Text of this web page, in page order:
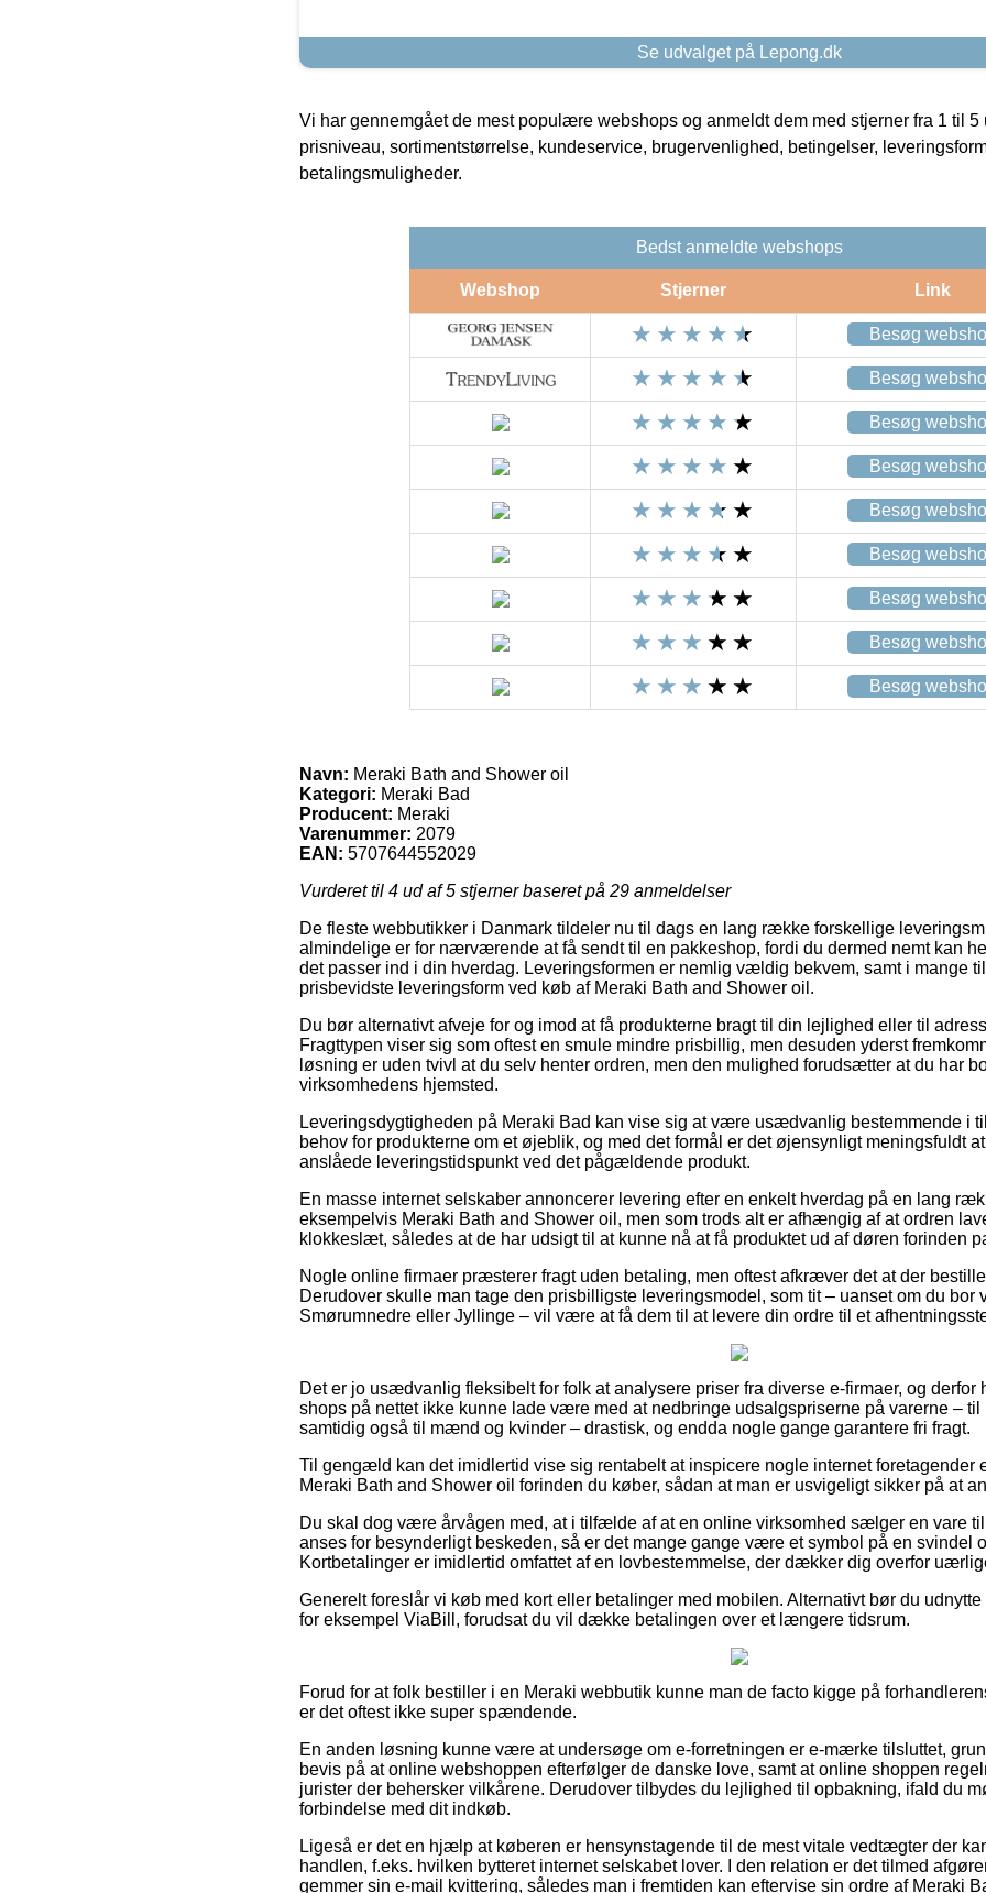
Se udvalget på Lepong.dk
Vi har gennemgået de mest populære webshops og anmeldt dem med stjerner fra 1 til 5
prisniveau, sortimentstørrelse, kundeservice, brugervenlighed, betingelser,
betalingsmuligheder.
Bedst anmeldte webshops
Webshop Stjerner Link
Besøg
Besøg
Besøg
Besøg
Besøg
Besøg
Besøg
Besøg
Besøg
Navn: Meraki Bath and Shower oil
Kategori: Meraki Bad
Producent: Meraki
Varenummer: 2079
EAN: 5707644552029
Vurderet til 4 ud af 5 stjerner baseret på 29 anmeldelser
De fleste webbutikker i Danmark tildeler nu til dags en lang række forskellige
almindelige er for nærværende at få sendt til en pakkeshop, fordi du dermed nemt kan
det passer ind i din hverdag. Leveringsformen er nemlig vældig bekvem, samt i mange
prisbevidste leveringsform ved køb af Meraki Bath and Shower oil.
Du bør alternativt afveje for og imod at få produkterne bragt til din lejlighed eller til
Fragttypen viser sig som oftest en smule mindre prisbillig, men desuden yderst
løsning er uden tvivl at du selv henter ordren, men den mulighed forudsætter at du har
virksomhedens hjemsted.
Leveringsdygtigheden på Meraki Bad kan vise sig at være usædvanlig bestemmende i
behov for produkterne om et øjeblik, og med det formål er det øjensynligt meningsfuldt
anslåede leveringstidspunkt ved det pågældende produkt.
En masse internet selskaber annoncerer levering efter en enkelt hverdag på en lang
eksempelvis Meraki Bath and Shower oil, men som trods alt er afhængig af at ordren
klokkeslæt, således at de har udsigt til at kunne nå at få produktet ud af døren forinden
Nogle online firmaer præsterer fragt uden betaling, men oftest afkræver det at der
Derudover skulle man tage den prisbilligste leveringsmodel, som tit – uanset om du bor
Smørumnedre eller Jyllinge – vil være at få dem til at levere din ordre til et
Det er jo usædvanlig fleksibelt for folk at analysere priser fra diverse e-firmaer, og derfor
shops på nettet ikke kunne lade være med at nedbringe udsalgspriserne på varerne – til
samtidig også til mænd og kvinder – drastisk, og endda nogle gange garantere fri fragt.
Til gengæld kan det imidlertid vise sig rentabelt at inspicere nogle internet foretagender
Meraki Bath and Shower oil forinden du køber, sådan at man er usvigeligt sikker på at
Du skal dog være årvågen med, at i tilfælde af at en online virksomhed sælger en vare
anses for besynderligt beskeden, så er det mange gange være et symbol på en svindel
Kortbetalinger er imidlertid omfattet af en lovbestemmelse, der dækker dig overfor
Generelt foreslår vi køb med kort eller betalinger med mobilen. Alternativt bør du
for eksempel ViaBill, forudsat du vil dække betalingen over et længere tidsrum.
Forud for at folk bestiller i en Meraki webbutik kunne man de facto kigge på
er det oftest ikke super spændende.
En anden løsning kunne være at undersøge om e-forretningen er e-mærke tilsluttet,
bevis på at online webshoppen efterfølger de danske love, samt at online shoppen
jurister der behersker vilkårene. Derudover tilbydes du lejlighed til opbakning, ifald du
forbindelse med dit indkøb.
Ligeså er det en hjælp at køberen er hensynstagende til de mest vitale vedtægter der
handlen, f.eks. hvilken bytteret internet selskabet lover. I den relation er det tilmed
gemmer sin e-mail kvittering, således man i fremtiden kan eftervise sin ordre af Meraki